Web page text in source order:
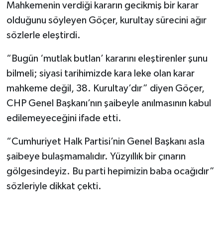
Mahkemenin verdiği kararın gecikmiş bir karar
olduğunu söyleyen Göçer, kurultay sürecini ağır
sözlerle eleştirdi.
“Bugün ‘mutlak butlan’ kararını eleştirenler şunu
bilmeli; siyasi tarihimizde kara leke olan karar
mahkeme değil, 38. Kurultay’dır” diyen Göçer,
CHP Genel Başkanı’nın şaibeyle anılmasının kabul
edilemeyeceğini ifade etti.
“Cumhuriyet Halk Partisi’nin Genel Başkanı asla
şaibeye bulaşmamalıdır. Yüzyıllık bir çınarın
gölgesindeyiz. Bu parti hepimizin baba ocağıdır”
sözleriyle dikkat çekti.